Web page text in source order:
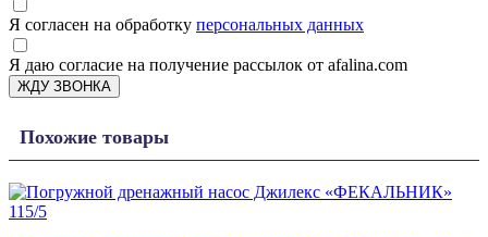
Я согласен на обработку персональных данных
Я даю согласие на получение рассылок от afalina.com
ЖДУ ЗВОНКА
Похожие товары